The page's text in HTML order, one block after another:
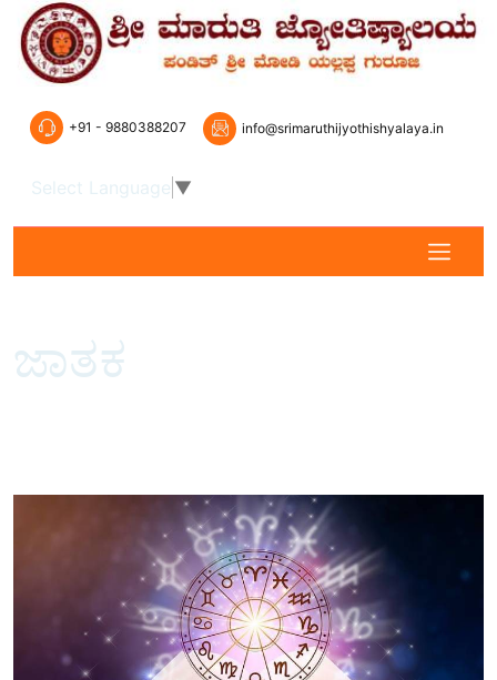
+91 - 9880388207 info@srimaruthijyothishyalaya.in
Select Language ▼
ಜಾತಕ